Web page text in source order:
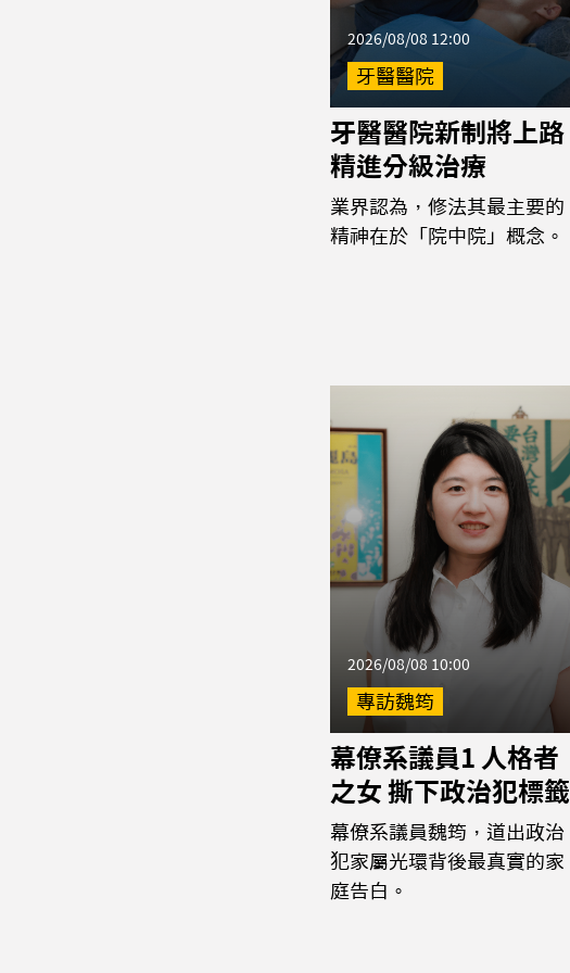
2026/08/08 12:00
牙醫醫院
牙醫醫院新制將上路
精進分級治療
業界認為，修法其最主要的
精神在於「院中院」概念。
2026/08/08 10:00
專訪魏筠
幕僚系議員1 人格者
之女 撕下政治犯標籤
幕僚系議員魏筠，道出政治
犯家屬光環背後最真實的家
庭告白。